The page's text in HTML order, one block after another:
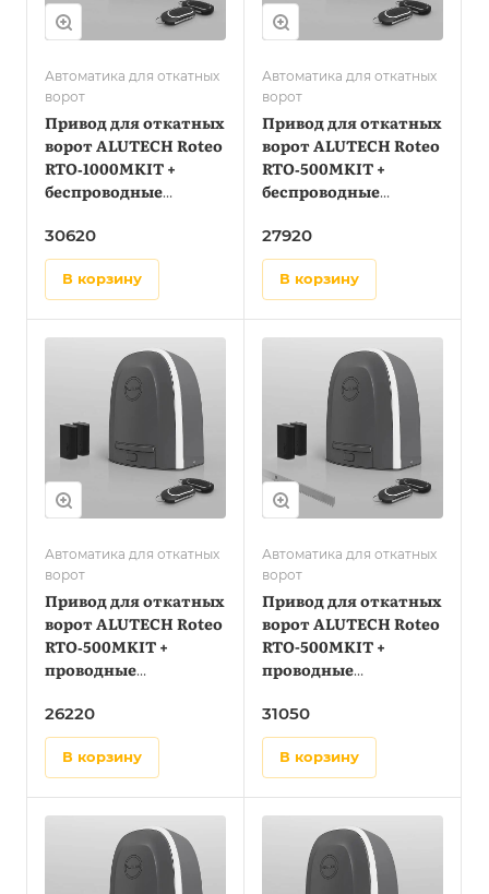
Автоматика для откатных
ворот
Привод для откатных
ворот ALUTECH Roteo
RTO‑1000MKIT +
беспроводные
30620
в корзину
Автоматика для откатных
ворот
Привод для откатных
ворот ALUTECH Roteo
RTO‑500MKIT +
беспроводные
27920
в корзину
Автоматика для откатных
ворот
Привод для откатных
ворот ALUTECH Roteo
RTO‑500MKIT +
проводные
26220
в корзину
Автоматика для откатных
ворот
Привод для откатных
ворот ALUTECH Roteo
RTO-500MKIT +
проводные
рейка ROA8 (5 шт.)
31050
в корзину